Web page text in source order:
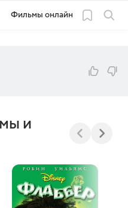
Фильмы онлайн
и